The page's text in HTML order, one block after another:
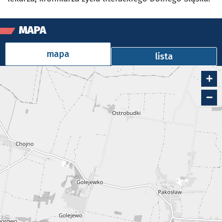
MAPA
mapa lista
Pomnik Friedricha von Schillera
Mikołaj Kopernika
2 Pomnik papieża Jana XXIII
3 Pomnik Dietricha Bonhoeffera
świętego Mikołaja 3-5
4 Jatki - Pomnik Zwierząt Rzeźnych
+
−